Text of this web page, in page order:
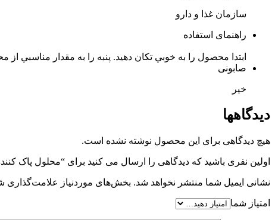
سازمان غذا و دارو
راهنمای استفاده
ابتدا محصول را به خوبي تكان دهيد. پنبه را به مقدار مناسبي
صابونی
خیر
دیدگاهها
هیچ دیدگاهی برای این محصول نوشته نشده است.
اولین نفری باشید که دیدگاهی را ارسال می کنید برای “محلول پاک کننده آرایش چشم
نشانی ایمیل شما منتشر نخواهد شد. بخش‌های موردنیاز علامت‌گذاری
امتیاز شما